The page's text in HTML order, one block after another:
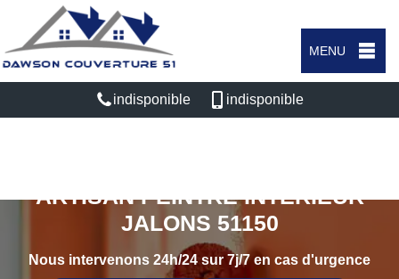
MENU
indisponible indisponible
ARTISAN PEINTRE INTÉRIEUR
JALONS 51150
Nous intervenons 24h/24 sur 7j/7 en cas d'urgence